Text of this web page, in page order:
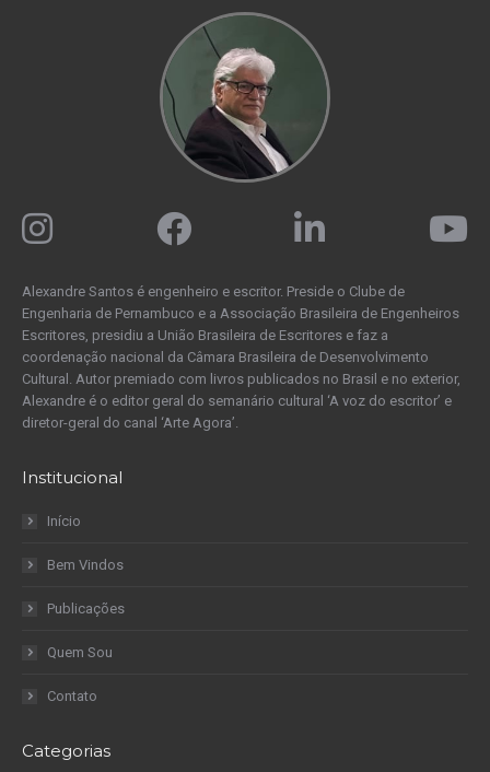
Alexandre Santos é engenheiro e escritor. Preside o Clube de
Engenharia de Pernambuco e a Associação Brasileira de Engenheiros
Escritores, presidiu a União Brasileira de Escritores e faz a
coordenação nacional da Câmara Brasileira de Desenvolvimento
Cultural. Autor premiado com livros publicados no Brasil e no exterior,
Alexandre é o editor geral do semanário cultural ‘A voz do escritor’ e
diretor-geral do canal ‘Arte Agora’.
Institucional
Início
Bem Vindos
Publicações
Quem Sou
Contato
Categorias